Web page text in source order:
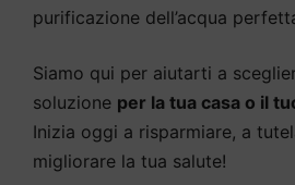
purificazione dell’acqua
Siamo qui per aiutarti a
soluzione per la tua casa o il
Inizia oggi a risparmiare, a
migliorare la tua salute!